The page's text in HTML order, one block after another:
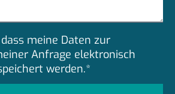
meine Daten zur
Anfrage elektronisch
werden.*